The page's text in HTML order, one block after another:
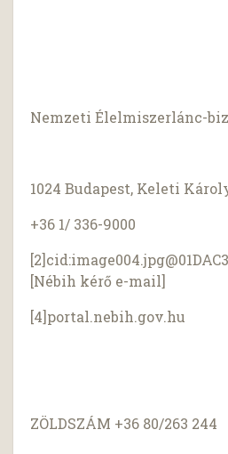
Nemzeti Élelmiszerlánc-
1024 Budapest, Keleti
+36 1/ 336-9000
[2]cid:
[Nébih kérő e-mail]
[4]portal.nebih.gov.hu
ZÖLDSZÁM +36 80/263 244